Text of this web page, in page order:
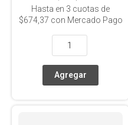
Hasta en 3 cuotas de
$674,37 con Mercado Pago